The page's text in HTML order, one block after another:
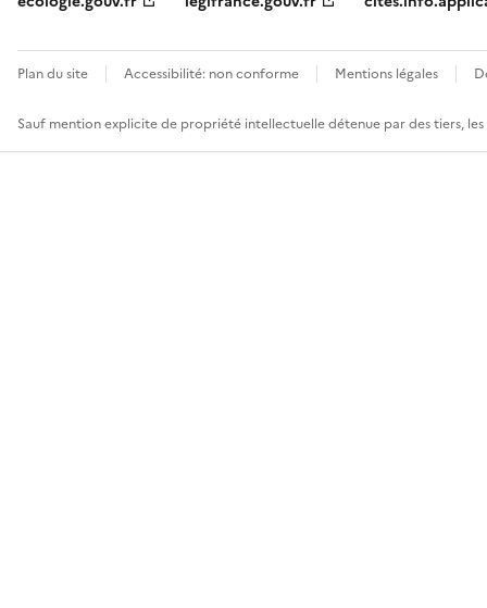
Plan du site Accessibilité: non conforme Mentions légales
Sauf mention explicite de propriété intellectuelle détenue par des tiers,